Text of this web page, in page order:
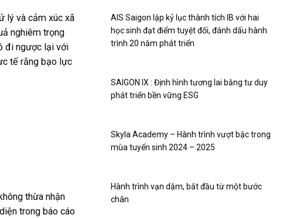
lý và cảm xúc xã
nghiêm trọng
đi ngược lại với
tế rằng bạo lực
thừa nhận
trong báo cáo
AIS Saigon lập kỷ lục thành tích IB với hai
học sinh đạt điểm tuyệt đối, đánh dấu hành
trình 20 năm phát triển
SAIGON IX : Định hình tương lai bằng tư duy
phát triển bền vững ESG
Skyla Academy – Hành trình vượt bậc trong
mùa tuyển sinh 2024 – 2025
Hành trình vạn dặm, bắt đầu từ một bước
chân